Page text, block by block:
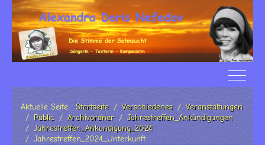
Off-
Aktuelle Seite: Startseite Verschiedenes
Veranstaltungen
Public
Archivordner
Jahrestreffen_Ankündigungen
Jahrestreffen_Ankündigung_2024
Jahrestreffen_2024_Unterkunft